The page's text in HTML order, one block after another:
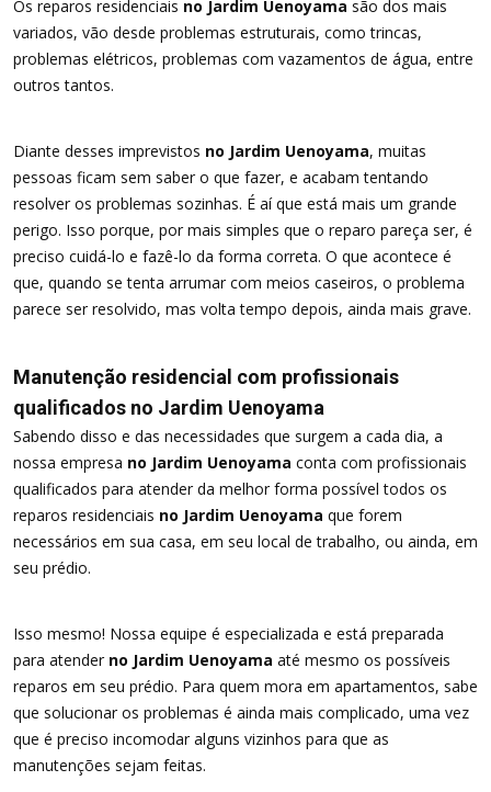
Os reparos residenciais no Jardim Uenoyama são dos mais
variados, vão desde problemas estruturais, como trincas,
problemas elétricos, problemas com vazamentos de água, entre
outros tantos.
Diante desses imprevistos no Jardim Uenoyama, muitas
pessoas ficam sem saber o que fazer, e acabam tentando
resolver os problemas sozinhas. É aí que está mais um grande
perigo. Isso porque, por mais simples que o reparo pareça ser, é
preciso cuidá-lo e fazê-lo da forma correta. O que acontece é
que, quando se tenta arrumar com meios caseiros, o problema
parece ser resolvido, mas volta tempo depois, ainda mais grave.
Manutenção residencial com profissionais
qualificados no Jardim Uenoyama
Sabendo disso e das necessidades que surgem a cada dia, a
nossa empresa no Jardim Uenoyama conta com profissionais
qualificados para atender da melhor forma possível todos os
reparos residenciais no Jardim Uenoyama que forem
necessários em sua casa, em seu local de trabalho, ou ainda, em
seu prédio.
Isso mesmo! Nossa equipe é especializada e está preparada
para atender no Jardim Uenoyama até mesmo os possíveis
reparos em seu prédio. Para quem mora em apartamentos, sabe
que solucionar os problemas é ainda mais complicado, uma vez
que é preciso incomodar alguns vizinhos para que as
manutenções sejam feitas.